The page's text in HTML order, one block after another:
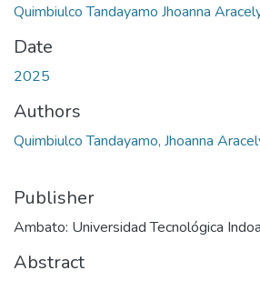
Quimbiulco Tandayamo Jhoanna
Date
2025
Authors
Quimbiulco Tandayamo, Jhoanna
Publisher
Ambato: Universidad Tecnológica
Abstract